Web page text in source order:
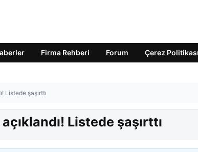
Firma Rehberi Forum Çerez Politikası
Listede şaşırttı
Listede şaşırttı